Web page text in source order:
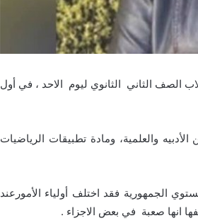
الصف الثاني الثانوي ليوم الاحد ، في أول
اللغة العربية للشعبتين الأدبيه والعلمية، ومادة تطبيقات الرياضيات
الجمهورية فقد اختلف أولياء الأمورعند
انها صعبة في بعض الاجزاء .